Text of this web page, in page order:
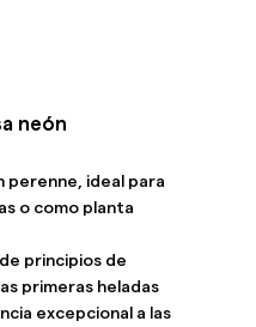
neón
perenne, ideal para
o como planta
principios de
primeras heladas
excepcional a las